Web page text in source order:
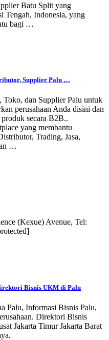
Batu Split yang
Tengah, Indonesia, yang
bagi …
Supplier Palu …
Toko, dan Supplier Palu untuk
perusahaan Anda disini dan
secara B2B..
yang membantu
Trading, Jasa,
…
(Kexue) Avenue, Tel:
Bisnis UKM di Palu
Palu, Informasi Bisnis Palu,
Direktori Bisnis
Jakarta Timur Jakarta Barat